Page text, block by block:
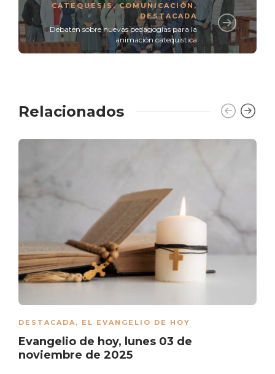
CATEQUESIS,COMUNICACIÓN,
DESTACADA
Debaten sobre nuevas pedagogías para la
animación catequística
Relacionados
DESTACADA, EL EVANGELIO DE HOY
Evangelio de hoy, lunes 03 de
noviembre de 2025